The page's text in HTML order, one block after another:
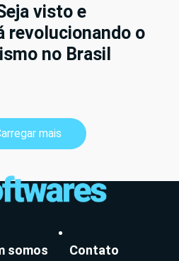
visto e
revolucionando o
no Brasil
mais
somos Contato